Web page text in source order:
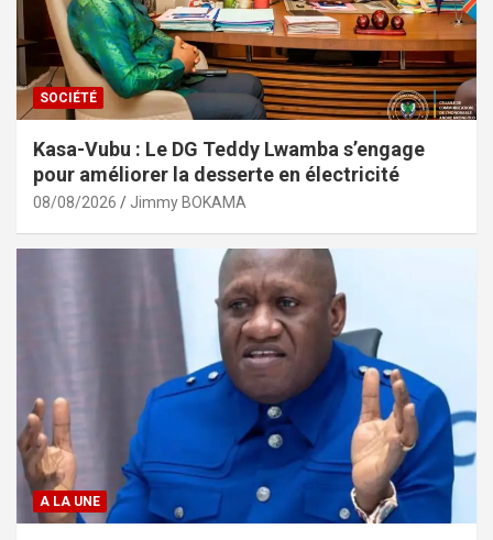
SOCIÉTÉ
Kasa-Vubu : Le DG Teddy Lwamba s’engage
pour améliorer la desserte en électricité
08/08/2026 Jimmy BOKAMA
A LA UNE